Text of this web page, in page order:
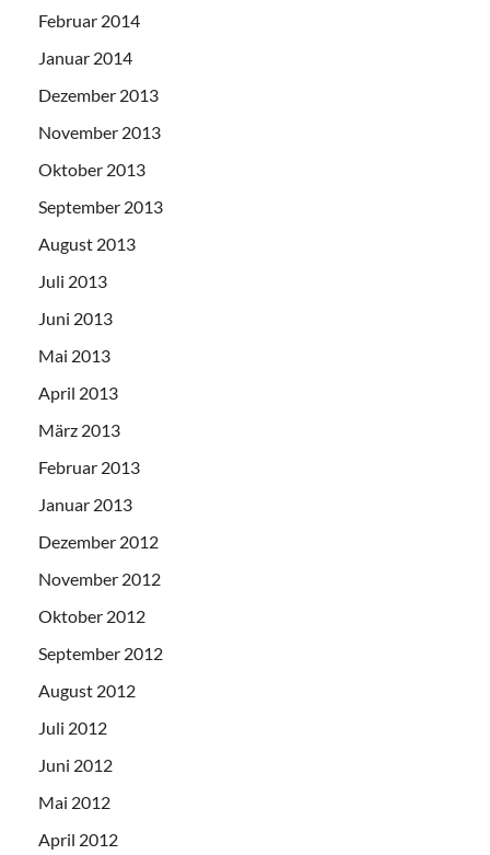
Februar 2014
Januar 2014
Dezember 2013
November 2013
Oktober 2013
September 2013
August 2013
Juli 2013
Juni 2013
Mai 2013
April 2013
März 2013
Februar 2013
Januar 2013
Dezember 2012
November 2012
Oktober 2012
September 2012
August 2012
Juli 2012
Juni 2012
Mai 2012
April 2012